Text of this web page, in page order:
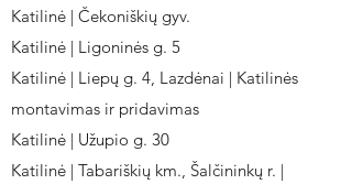
Katilinė | Čekoniškių gyv.
Katilinė | Ligoninės g. 5
Katilinė | Liepų g. 4, Lazdėnai | Katilinės
montavimas ir pridavimas
Katilinė | Užupio g. 30
Katilinė | Tabariškių km., Šalčininkų r. |